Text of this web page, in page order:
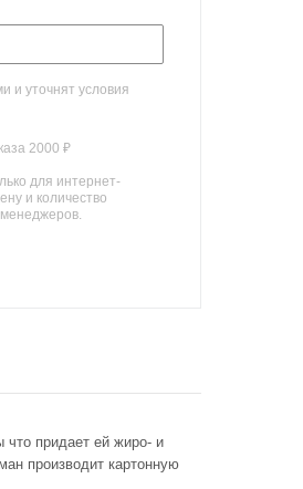
и уточнят условия
2000 ₽
для интернет-
и количество
что придает ей жиро- и
производит картонную